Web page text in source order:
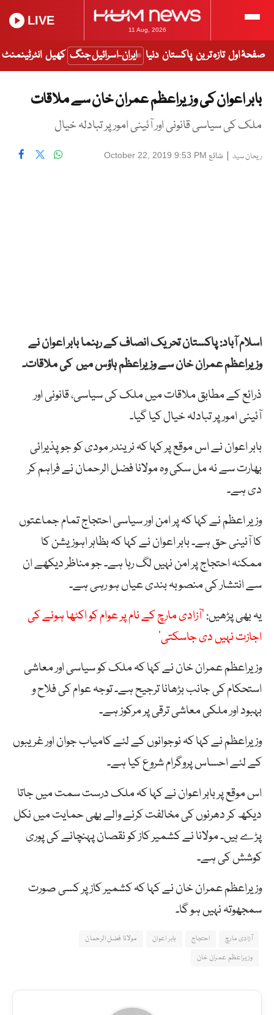
11 Aug, 2026
LIVE
صفحۂ اول تازہ ترین پاکستان دنیا ایران-اسرائیل جنگ کھیل انٹرٹینمنٹ
بابر اعوان کی وزیراعظم عمران خان سے ملاقات
ملک کی سیاسی قانونی اور آئینی امور پر تبادلہ خیال
ریحان سید | شائع October 22, 2019 9:53 PM
اسلام آباد: پاکستان تحریک انصاف کے رہنما بابر اعوان نے
وزیراعظم عمران خان سے وزیراعظم ہاؤس میں کی ملاقات۔
ذرائع کے مطابق ملاقات میں ملک کی سیاسی، قانونی اور
آئینی امور پر تبادلہ خیال کیا گیا۔
بابر اعوان نے اس موقع پر کہا کہ نریندر مودی کو جو پذیرائی
بھارت سے نہ مل سکی وہ مولانا فضل الرحمان نے فراہم کر
دی ہے۔
وزیر اعظم نے کہا کہ پر امن اور سیاسی احتجاج تمام جماعتوں
کا آئینی حق ہے۔ بابر اعوان نے کہا کہ بظاہر اہوزیشن کا
ممکنہ احتجاج پر امن نہیں لگ رہا ہے۔ جو مناظر دیکھے ان
سے انتشار کی منصوبہ بندی عیاں ہو رہی ہے۔
یہ بھی پڑھیں:’آزادی مارچ کے نام پر عوام کو اکٹھا ہونے کی
اجازت نہیں دی جاسکتی‘
وزیراعظم عمران خان نے کہا کہ ملک کو سیاسی اور معاشی
استحکام کی جانب بڑھانا ترجیح ہے۔ توجہ عوام کی فلاح و
بہبود اور ملکی معاشی ترقی پر مرکوز ہے۔
وزیراعظم نے کہا کہ نوجوانوں کے لئے کامیاب جوان اور غریبوں
کے لئے احساس پروگرام شروع کیا ہے۔
اس موقع پر بابر اعوان نے کہا کہ ملک درست سمت میں جاتا
دیکھ کر دھرنوں کی مخالفت کرنے والے بھی حمایت میں نکل
پڑے ہیں۔ مولانا نے کشمیر کاز کو نقصان پہنچانے کی پوری
کوشش کی ہے۔
وزیراعظم عمران خان نے کہا کہ کشمیر کاز پر کسی صورت
سمجھوتہ نہیں ہو گا۔
آزادی مارچ احتجاج بابر اعوان
مولانا فضل الرحمان
وزیراعظم عمران خان